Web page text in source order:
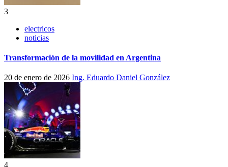
3
electricos
noticias
Transformación de la movilidad en Argentina
20 de enero de 2026 Ing. Eduardo Daniel González
4